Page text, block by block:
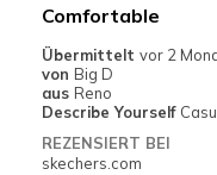
Casual Wear
Sizing
Comfortable
Übermittelt vor 2
von Big D
aus Reno
Describe Yourself
REZENSIERT BEI
skechers.com